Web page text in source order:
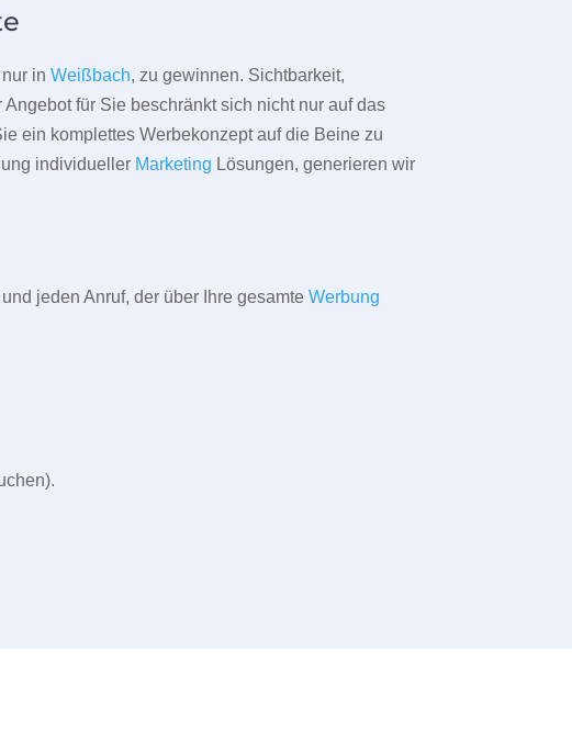
nur inWeißbach, zu gewinnen. Sichtbarkeit,
für Sie beschränkt sich nicht nur auf das
ein komplettes Werbekonzept auf die Beine zu
individueller Marketing Lösungen, generieren wir
jeden Anruf, der über Ihre gesamteWerbung